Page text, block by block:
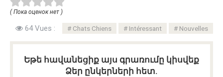
( Пока оценок нет )
64 Vues : Chats Chiens Intéressant Nouvelles
Եթե հավանեցիք այս գրառումը կիսվեք
Ձեր ընկերների հետ.